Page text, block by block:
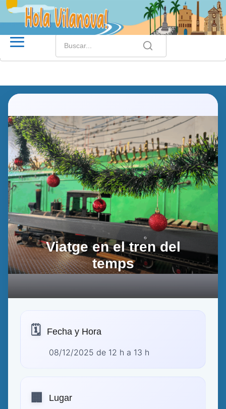
Viatge en el tren del
temps
🗓️ Fecha y Hora
08/12/2025 de 12 h a 13 h
🏢 Lugar